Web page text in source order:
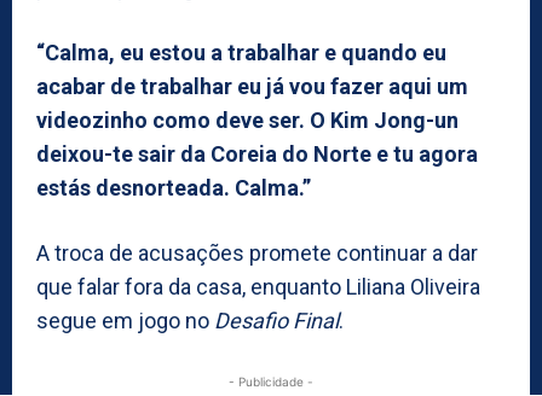
“Calma, eu estou a trabalhar e quando eu
acabar de trabalhar eu já vou fazer aqui um
videozinho como deve ser. O Kim Jong-un
deixou-te sair da Coreia do Norte e tu agora
estás desnorteada. Calma.”
A troca de acusações promete continuar a dar
que falar fora da casa, enquanto Liliana Oliveira
segue em jogo no Desafio Final.
- Publicidade -